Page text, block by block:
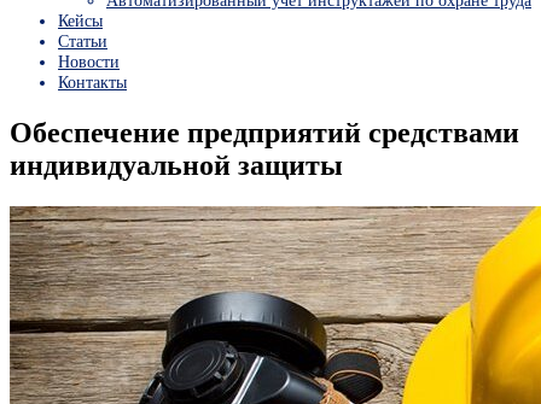
Кейсы
Статьи
Новости
Контакты
Обеспечение предприятий средствами
индивидуальной защиты